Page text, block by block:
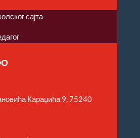
сајта
Караџића 9, 75240